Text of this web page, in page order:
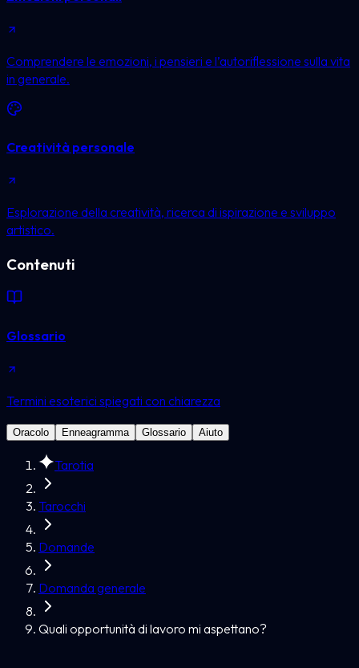
Comprendere le emozioni, i pensieri e l’autoriflessione sulla vita
in generale.
Creatività personale
Esplorazione della creatività, ricerca di ispirazione e sviluppo
artistico.
Contenuti
Glossario
Termini esoterici spiegati con chiarezza
Oracolo Enneagramma Glossario Aiuto
Tarotia
Tarocchi
Domande
Domanda generale
Quali opportunità di lavoro mi aspettano?